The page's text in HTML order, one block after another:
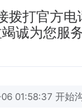
拨打官方电
诚为您服务
01:58:37 开始